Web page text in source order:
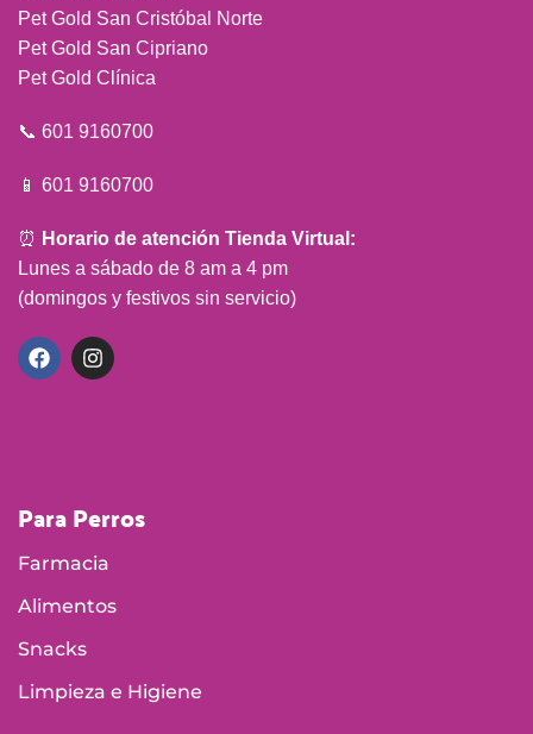
Pet Gold San Cristóbal Norte
Pet Gold San Cipriano
Pet Gold Clínica
📞 601 9160700
📱 601 9160700
⏰ Horario de atención Tienda Virtual:
Lunes a sábado de 8 am a 4 pm
(domingos y festivos sin servicio)
Para Perros
Farmacia
Alimentos
Snacks
Limpieza e Higiene